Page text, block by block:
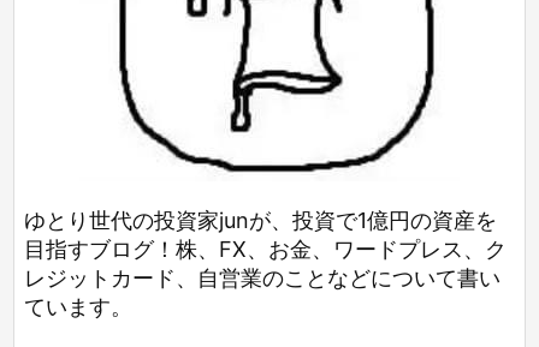
ゆとり世代の投資家junが、投資で1億円の資産を
目指すブログ！株、FX、お金、ワードプレス、ク
レジットカード、自営業のことなどについて書い
ています。